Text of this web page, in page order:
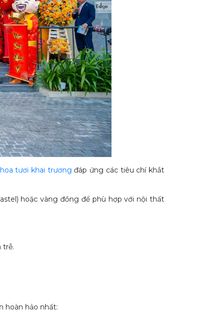
hoa tươi khai trương đáp ứng các tiêu chí khắt
hoặc vàng đồng để phù hợp với nội thất
trễ.
hoàn hảo nhất: